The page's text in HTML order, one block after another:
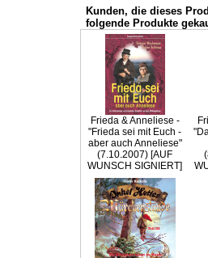
Kunden, die dieses
folgende Produkte
Frieda & Anneliese -
"Frieda sei mit Euch -
aber auch Anneliese"
(7.10.2007) [AUF
WUNSCH SIGNIERT]